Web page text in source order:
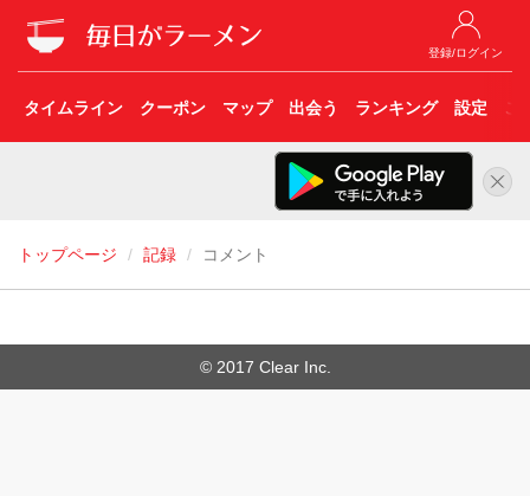
登録/ログイン
タイムライン クーポン マップ 出会う ランキング 設定 こ
トップページ 記録 コメント
© 2017 Clear Inc.